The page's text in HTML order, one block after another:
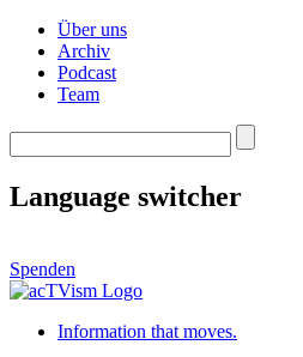
Über uns
Archiv
Podcast
Team
Language switcher
Spenden
Information that moves.